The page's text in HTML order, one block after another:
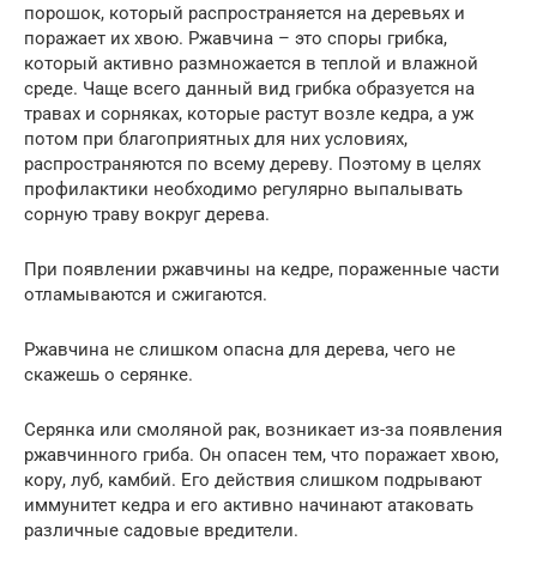
порошок, который распространяется на деревьях и
поражает их хвою. Ржавчина – это споры грибка,
который активно размножается в теплой и влажной
среде. Чаще всего данный вид грибка образуется на
травах и сорняках, которые растут возле кедра, а уж
потом при благоприятных для них условиях,
распространяются по всему дереву. Поэтому в целях
профилактики необходимо регулярно выпалывать
сорную траву вокруг дерева.
При появлении ржавчины на кедре, пораженные части
отламываются и сжигаются.
Ржавчина не слишком опасна для дерева, чего не
скажешь о серянке.
Серянка или смоляной рак, возникает из-за появления
ржавчинного гриба. Он опасен тем, что поражает хвою,
кору, луб, камбий. Его действия слишком подрывают
иммунитет кедра и его активно начинают атаковать
различные садовые вредители.